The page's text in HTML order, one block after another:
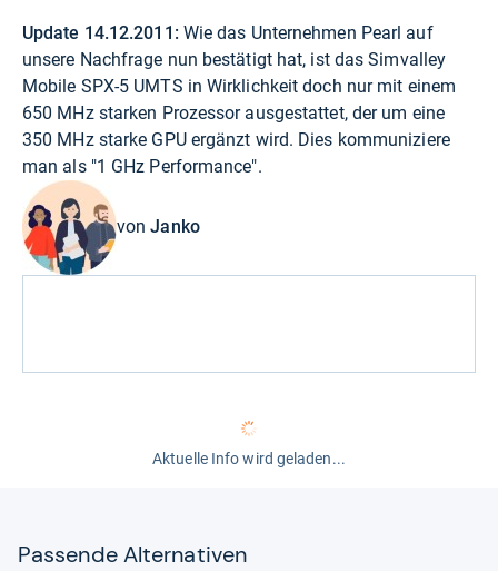
Update 14.12.2011: Wie das Unternehmen Pearl auf
unsere Nachfrage nun bestätigt hat, ist das Simvalley
Mobile SPX-5 UMTS in Wirklichkeit doch nur mit einem
650 MHz starken Prozessor ausgestattet, der um eine
350 MHz starke GPU ergänzt wird. Dies kommuniziere
man als "1 GHz Performance".
vonJanko
Aktuelle Info wird geladen...
Pas­sende Alter­na­ti­ven